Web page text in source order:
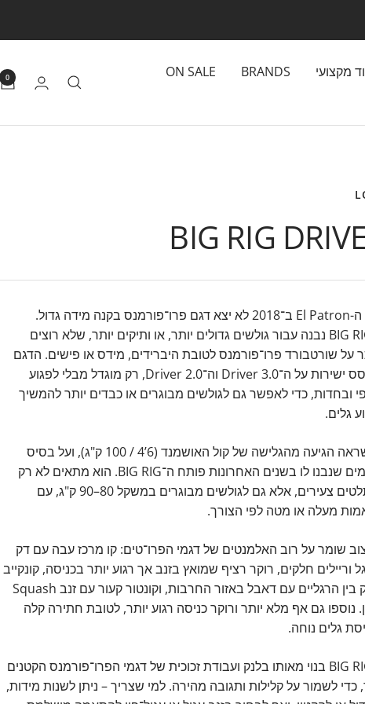
מקצועי BRANDS
ON SALE
0
BIG RIG
מאז ה-El Patron ב־2018 לא יצא דגם פרו־פורמנס בקנה מידה גדול.
ה־BIG RIG נבנה עבור גולשים גדולים יותר, או ותיקים יותר, שלא רוצים
על שורטבורד פרו־פורמנס לטובת היברידים, מידס או פישים. הדגם
מבוסס ישירות על ה־Driver 3.0 וה־Driver 2.0, רק מוגדל מבלי לפגוע
ובחדות, כדי לאפשר גם לגולשים מבוגרים או כבדים יותר להמשיך
גלים.
ההשראה הגיעה מהגלישה של קול האושמנד (6’4 / 100 ק"ג), ועל בסיס
הדגמים שנבנו לו בשנים האחרונות פותח ה־BIG RIG. הוא מתאים לא רק
לאתלטים צעירים, אלא גם לגולשים מבוגרים במשקל 80–90 ק"ג, עם
מעלה או מטה לפי הצורך.
שומר על רוב האלמנטים של דגמי הפרו־טים: קו מרכז עבה עם דק
וריילים חלקים, רוקר רציף שמואץ בזנב אך רגוע יותר בכניסה, קונקייב
עמוק בין הרגליים עם דאבל באזור החרבות, וקונטור קעור עם זנב Squash
נוספו גם אף מלא יותר ורוקר כניסה רגוע יותר, לטובת חתירה קלה
גלים נוחה.
ה־BIG RIG בנוי מאותו בלנק ועבודת זכוכית של דגמי הפרו־פורמנס הקטנים
כדי לשמור על קלילות ותגובה מהירה. למי שצריך – ניתן לשנות מידות,